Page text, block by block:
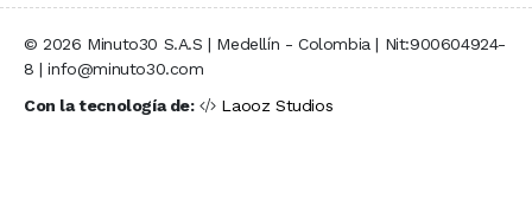
© 2026 Minuto30 S.A.S | Medellín - Colombia | Nit:900604924-
8 | info@minuto30.com
Con la tecnología de:
Laooz Studios